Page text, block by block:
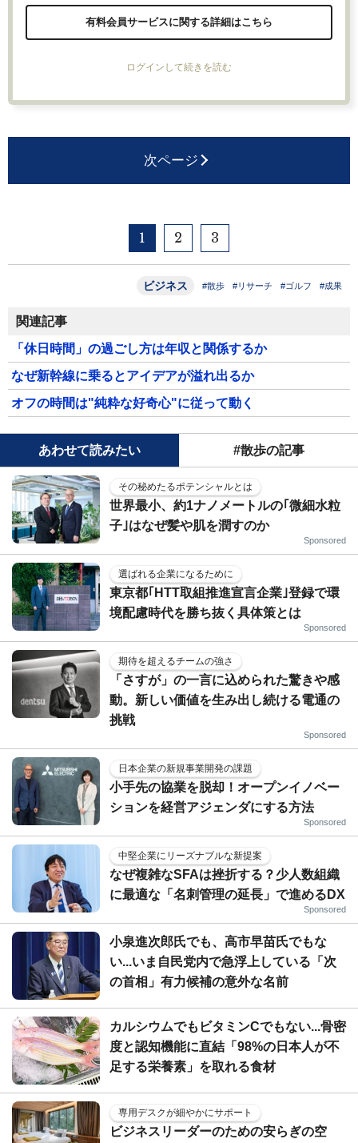
有料会員サービスに関する詳細はこちら
ログインして続きを読む
次ページ
1 2 3
ビジネス #散歩 #リサーチ #ゴルフ #成果
関連記事
「休日時間」の過ごし方は年収と関係するか
なぜ新幹線に乗るとアイデアが溢れ出るか
オフの時間は"純粋な好奇心"に従って動く
あわせて読みたい #散歩の記事
その秘めたるポテンシャルとは
世界最小、約1ナノメートルの｢微細水粒
子｣はなぜ髪や肌を潤すのか
Sponsored
選ばれる企業になるために
東京都｢HTT取組推進宣言企業｣登録で環
境配慮時代を勝ち抜く具体策とは
Sponsored
期待を超えるチームの強さ
「さすが」の一言に込められた驚きや感
動。新しい価値を生み出し続ける電通の
挑戦
Sponsored
日本企業の新規事業開発の課題
小手先の協業を脱却！オープンイノベー
ションを経営アジェンダにする方法
Sponsored
中堅企業にリーズナブルな新提案
なぜ複雑なSFAは挫折する？少人数組織
に最適な「名刺管理の延長」で進めるDX
Sponsored
小泉進次郎氏でも、高市早苗氏でもな
い...いま自民党内で急浮上している「次
の首相」有力候補の意外な名前
カルシウムでもビタミンCでもない...骨密
度と認知機能に直結「98%の日本人が不
足する栄養素」を取れる食材
専用デスクが細やかにサポート
ビジネスリーダーのための安らぎの空